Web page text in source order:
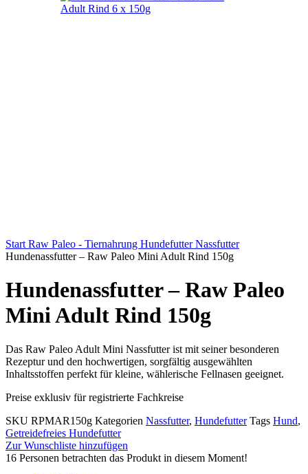
Start Raw Paleo - Tiernahrung HundefutterNassfutter
Hundenassfutter – Raw Paleo Mini Adult Rind 150g
Hundenassfutter – Raw Paleo
Mini Adult Rind 150g
Das Raw Paleo Adult Mini Nassfutter ist mit seiner besonderen
Rezeptur und den hochwertigen, sorgfältig ausgewählten
Inhaltsstoffen perfekt für kleine, wählerische Fellnasen geeignet.
Preise exklusiv für registrierte Fachkreise
SKU RPMAR150g Kategorien Nassfutter, Hundefutter Tags Hund,
Getreidefreies Hundefutter
Zur Wunschliste hinzufügen
16 Personen betrachten das Produkt in diesem Moment!